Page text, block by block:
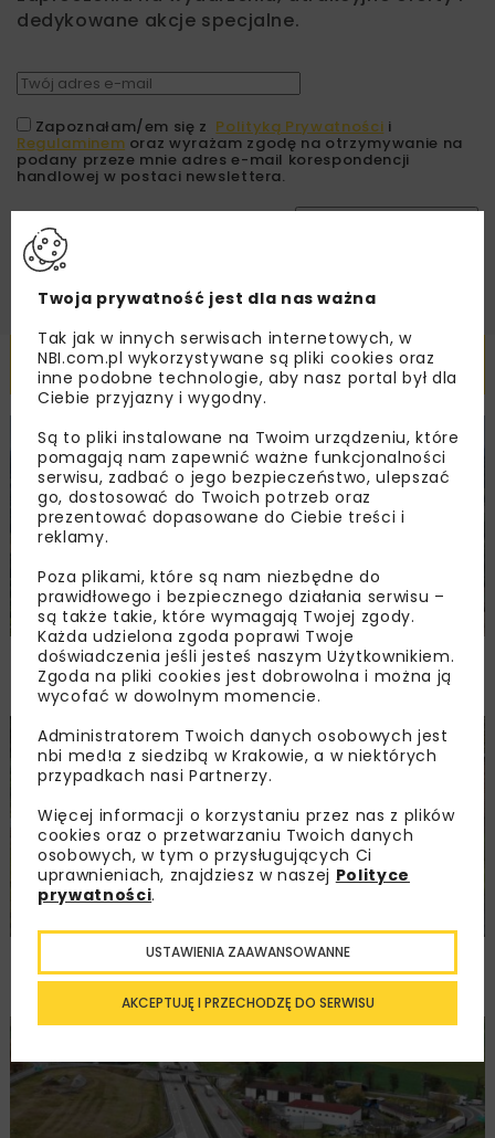
dedykowane akcje specjalne.
Zapoznałam/em się z Polityką Prywatności i
Regulaminem oraz wyrażam zgodę na otrzymywanie na
podany przeze mnie adres e-mail korespondencji
handlowej w postaci newslettera.
Powiązane artykuły
KOLEJ WIADOMOŚCI INWESTYCJE
PKP PLK ogłosiły przetarg na odcinek Gdów
– Szczyrzyc projektu Podłęże–Piekiełko
DROGI INWESTYCJE WIADOMOŚCI
Rozbudowa DW450 między Mirkowem
a Wieruszowem z dofinansowaniem UE
Twoja prywatność jest dla nas ważna
Tak jak w innych serwisach internetowych, w
NBI.com.pl wykorzystywane są pliki cookies oraz
inne podobne technologie, aby nasz portal był dla
Ciebie przyjazny i wygodny.
Są to pliki instalowane na Twoim urządzeniu, które
pomagają nam zapewnić ważne funkcjonalności
serwisu, zadbać o jego bezpieczeństwo, ulepszać
go, dostosować do Twoich potrzeb oraz
prezentować dopasowane do Ciebie treści i
reklamy.
Poza plikami, które są nam niezbędne do
prawidłowego i bezpiecznego działania serwisu –
są także takie, które wymagają Twojej zgody.
Każda udzielona zgoda poprawi Twoje
doświadczenia jeśli jesteś naszym Użytkownikiem.
Zgoda na pliki cookies jest dobrowolna i można ją
wycofać w dowolnym momencie.
Administratorem Twoich danych osobowych jest
nbi med!a z siedzibą w Krakowie, a w niektórych
przypadkach nasi Partnerzy.
Więcej informacji o korzystaniu przez nas z plików
cookies oraz o przetwarzaniu Twoich danych
osobowych, w tym o przysługujących Ci
uprawnieniach, znajdziesz w naszej Polityce
prywatności.
AKCEPTUJĘ I PRZECHODZĘ DO SERWISU
USTAWIENIA ZAAWANSOWANNE